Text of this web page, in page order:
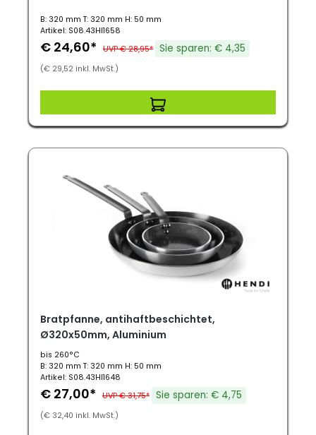
B: 320 mm T: 320 mm H: 50 mm
Artikel: S08.43HI1658
€ 24,60* UVP € 28,95* Sie sparen: € 4,35
(€ 29,52 inkl. MwSt.)
Bratpfanne, antihaftbeschichtet,
Ø320x50mm, Aluminium
bis 260°C
B: 320 mm T: 320 mm H: 50 mm
Artikel: S08.43HI1648
€ 27,00* UVP € 31,75* Sie sparen: € 4,75
(€ 32,40 inkl. MwSt.)